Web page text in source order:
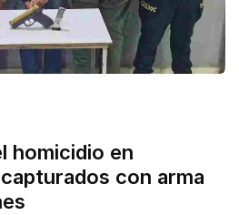
homicidio en
con arma